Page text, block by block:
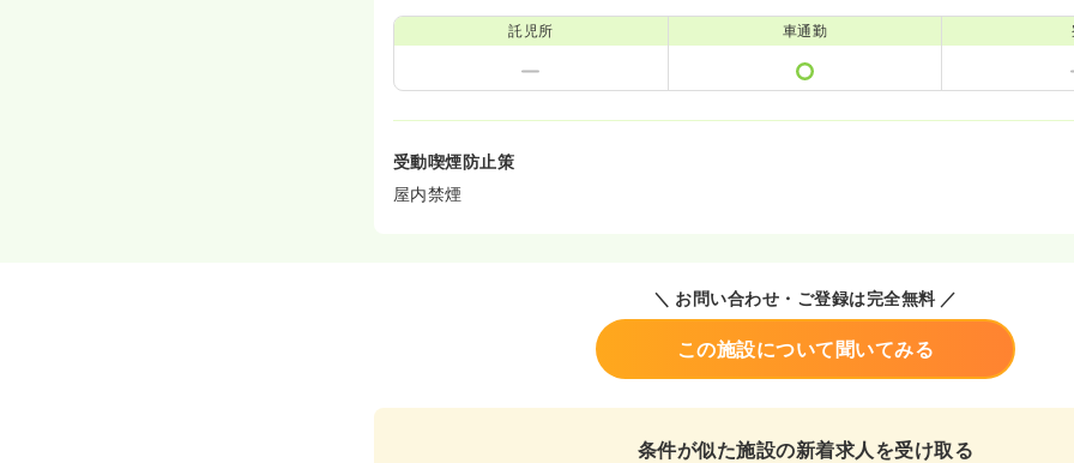
託児所 車通勤
受動喫煙防止策
屋内禁煙
＼ お問い合わせ・ご登録は完全無料 ／
この施設について聞いてみる
条件が似た施設の新着求人を受け取る